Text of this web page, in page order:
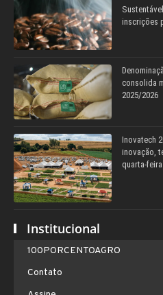
inscrições
consolida
2025/2026
Inovatech
inovação,
quarta-feira
Institucional
100PORCENTOAGRO
Contato